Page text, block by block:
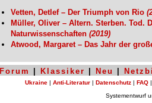
Vetten, Detlef – Der Triumph von Rio
Müller, Oliver – Altern. Sterben. Tod.
Naturwissenschaften (2019)
Atwood, Margaret – Das Jahr der
Forum Klassiker Neu
Ukraine | Anti-Literatur | Datenschutz | FAQ
Systementwurf